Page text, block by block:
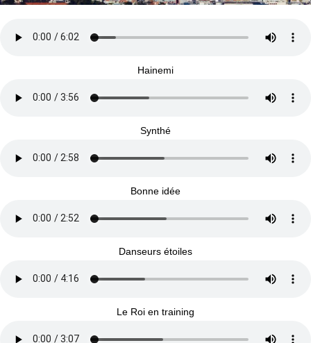
Hainemi
Synthé
Bonne idée
Danseurs étoiles
Le Roi en training